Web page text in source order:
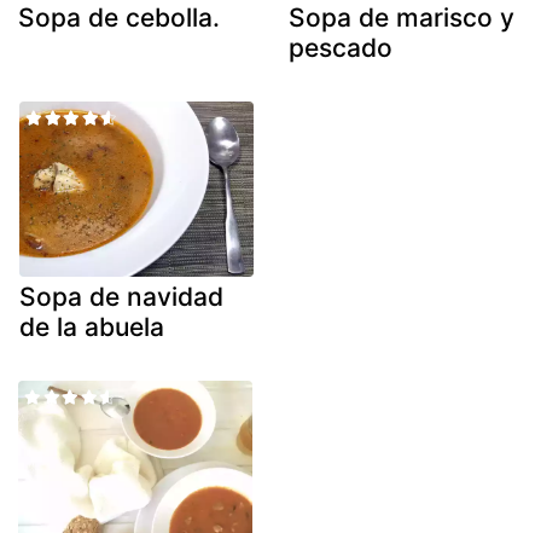
Sopa de cebolla.
Sopa de marisco y
pescado
Sopa de navidad
de la abuela